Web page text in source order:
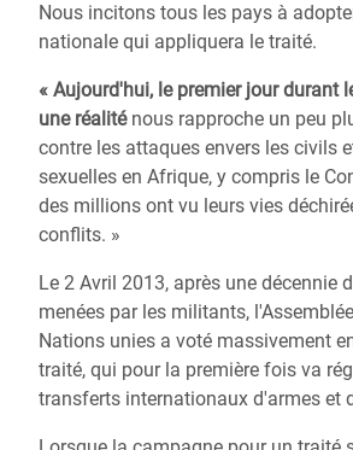
Nous incitons tous les pays à
nationale qui appliquera le traité.
« Aujourd'hui, le premier jour durant
une réaliténous rapproche un peu
contre les attaques envers les civils
sexuelles en Afrique, y compris le
des millions ont vu leurs vies
conflits. »
Le 2 Avril 2013, après une décennie
menées par les militants,
Nations unies a voté massivement
traité, qui pour la première fois va
transferts internationaux d'armes et